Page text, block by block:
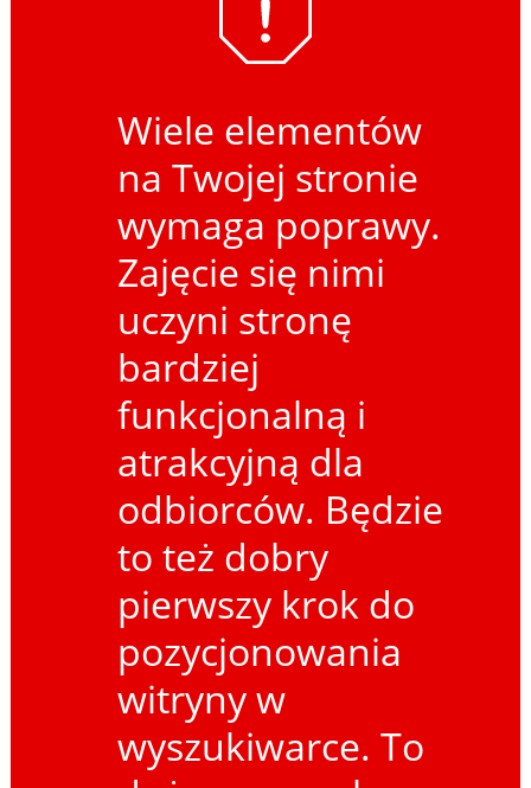
Wiele elementów
na Twojej stronie
wymaga poprawy.
Zajęcie się nimi
uczyni stronę
bardziej
funkcjonalną i
atrakcyjną dla
odbiorców. Będzie
to też dobry
pierwszy krok do
pozycjonowania
witryny w
wyszukiwarce. To